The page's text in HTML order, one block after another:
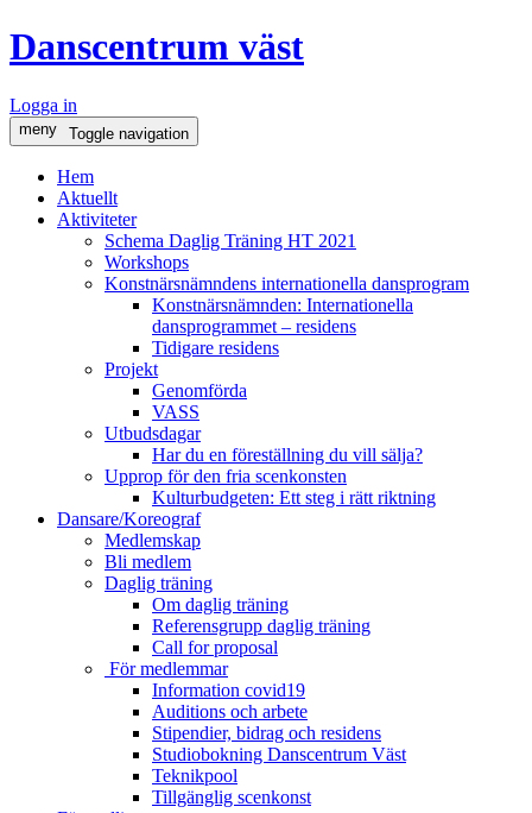
Danscentrum väst
Logga in
meny Toggle navigation
Hem
Aktuellt
Aktiviteter
Schema Daglig Träning HT 2021
Workshops
Konstnärsnämndens internationella dansprogram
Konstnärsnämnden: Internationella
dansprogrammet – residens
Tidigare residens
Projekt
Genomförda
VASS
Utbudsdagar
Har du en föreställning du vill sälja?
Upprop för den fria scenkonsten
Kulturbudgeten: Ett steg i rätt riktning
Dansare/Koreograf
Medlemskap
Bli medlem
Daglig träning
Om daglig träning
Referensgrupp daglig träning
Call for proposal
För medlemmar
Information covid19
Auditions och arbete
Stipendier, bidrag och residens
Studiobokning Danscentrum Väst
Teknikpool
Tillgänglig scenkonst